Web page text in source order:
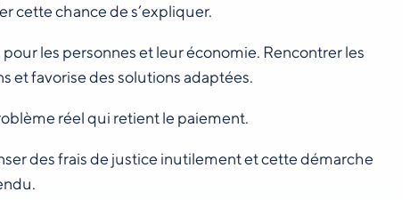
cette chance de s’expliquer.
les personnes et leur économie. Rencontrer les
et favorise des solutions adaptées.
réel qui retient le paiement.
des frais de justice inutilement et cette démarche